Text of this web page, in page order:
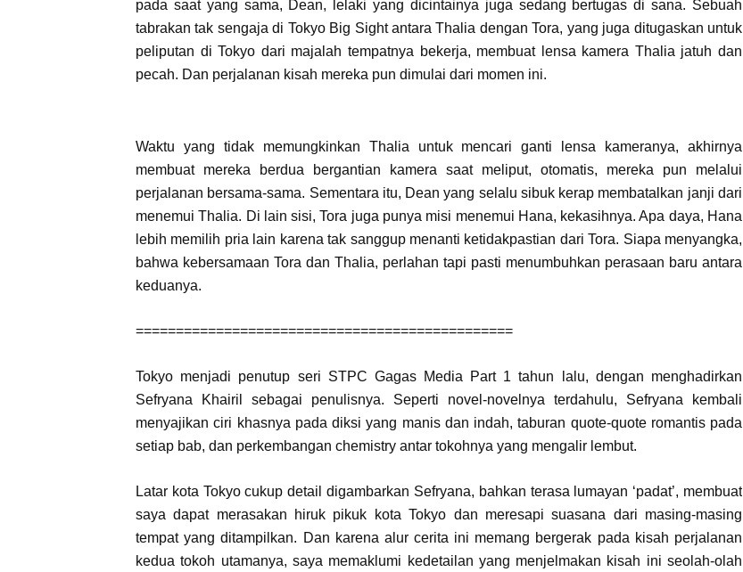
pada saat yang sama, Dean, lelaki yang dicintainya juga sedang bertugas di sana. Sebuah
tabrakan tak sengaja di Tokyo Big Sight antara Thalia dengan Tora, yang juga ditugaskan untuk
peliputan di Tokyo dari majalah tempatnya bekerja, membuat lensa kamera Thalia jatuh dan
pecah. Dan perjalanan kisah mereka pun dimulai dari momen ini.
Waktu yang tidak memungkinkan Thalia untuk mencari ganti lensa kameranya, akhirnya
membuat mereka berdua bergantian kamera saat meliput, otomatis, mereka pun melalui
perjalanan bersama-sama. Sementara itu, Dean yang selalu sibuk kerap membatalkan janji dari
menemui Thalia. Di lain sisi, Tora juga punya misi menemui Hana, kekasihnya. Apa daya, Hana
lebih memilih pria lain karena tak sanggup menanti ketidakpastian dari Tora. Siapa menyangka,
bahwa kebersamaan Tora dan Thalia, perlahan tapi pasti menumbuhkan perasaan baru antara
keduanya.
===============================================
Tokyo menjadi penutup seri STPC Gagas Media Part 1 tahun lalu, dengan menghadirkan
Sefryana Khairil sebagai penulisnya. Seperti novel-novelnya terdahulu, Sefryana kembali
menyajikan ciri khasnya pada diksi yang manis dan indah, taburan quote-quote romantis pada
setiap bab, dan perkembangan chemistry antar tokohnya yang mengalir lembut.
Latar kota Tokyo cukup detail digambarkan Sefryana, bahkan terasa lumayan ‘padat’, membuat
saya dapat merasakan hiruk pikuk kota Tokyo dan meresapi suasana dari masing-masing
tempat yang ditampilkan. Dan karena alur cerita ini memang bergerak pada kisah perjalanan
kedua tokoh utamanya, saya memaklumi kedetailan yang menjelmakan kisah ini seolah-olah